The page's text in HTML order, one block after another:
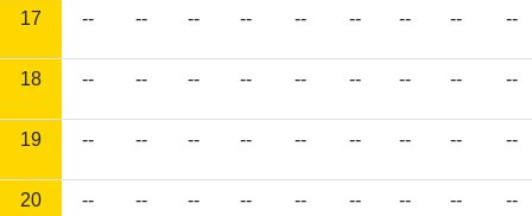
17 -- -- -- -- -- -- -- -- --
18 -- -- -- -- -- -- -- -- --
19 -- -- -- -- -- -- -- -- --
20 -- -- -- -- -- -- -- -- --